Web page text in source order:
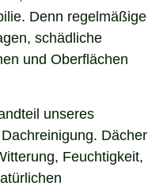
Denn regelmäßige
schädliche
und Oberflächen
unseres
Dächer
Feuchtigkeit,